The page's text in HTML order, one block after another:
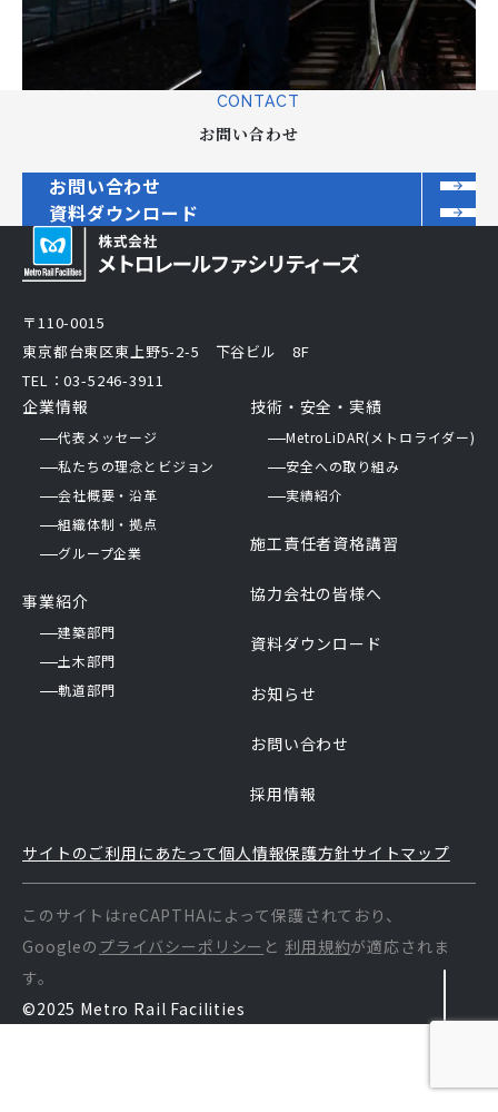
CONTACT
お問い合わせ
お問い合わせ
資料ダウンロード
〒110-0015
東京都台東区東上野5-2-5 下谷ビル 8F
TEL：03-5246-3911
企業情報
代表メッセージ
私たちの理念とビジョン
会社概要・沿革
組織体制・拠点
グループ企業
事業紹介
建築部門
土木部門
軌道部門
技術・安全・実績
MetroLiDAR(メトロライダー)
安全への取り組み
実績紹介
施工責任者資格講習
協力会社の皆様へ
資料ダウンロード
お知らせ
お問い合わせ
採用情報
サイトのご利用にあたって個人情報保護方針サイトマップ
このサイトはreCAPTHAによって保護されており、
Googleの プライバシーポリシー と 利用規約が適応されま
す。
©2025 Metro Rail Facilities